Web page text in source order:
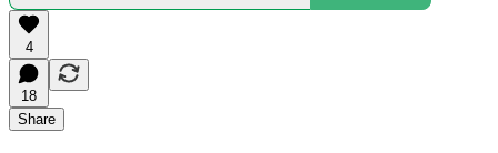
4
18
Share